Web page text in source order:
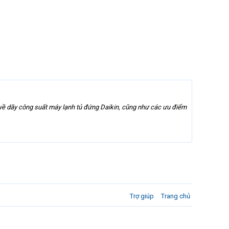
dãy công suất máy lạnh tủ đứng Daikin, cũng như các ưu điểm
Trợ giúp Trang chủ